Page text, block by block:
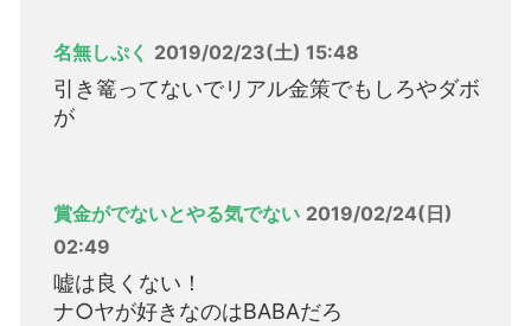
名無しぷく 2019/02/23(土) 15:48
引き篭ってないでリアル金策でもしろやダボ
が
賞金がでないとやる気でない 2019/02/24(日)
02:49
嘘は良くない！
ナ○ヤが好きなのはBABAだろ